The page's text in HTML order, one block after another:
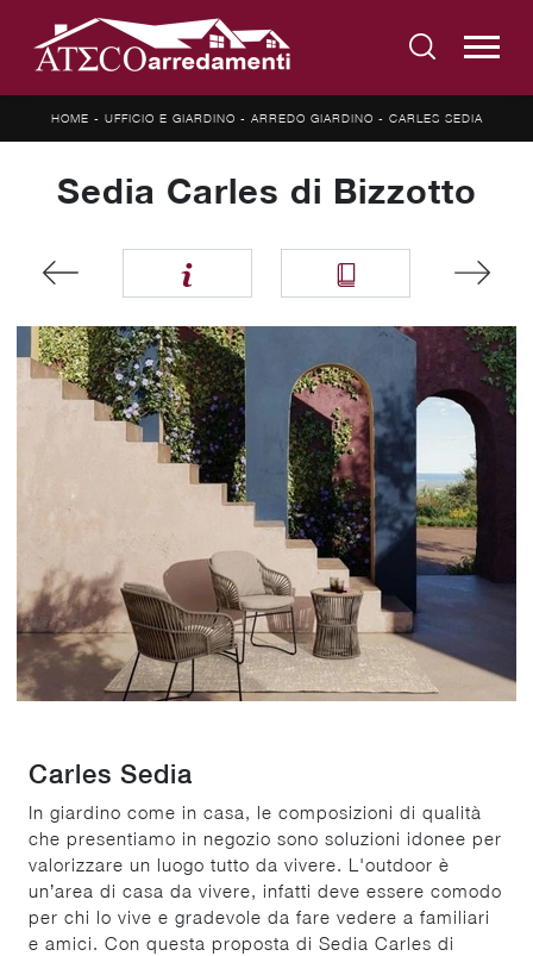
HOME - UFFICIO E GIARDINO - ARREDO GIARDINO - CARLES SEDIA
Sedia Carles di Bizzotto
Carles Sedia
In giardino come in casa, le composizioni di qualità
che presentiamo in negozio sono soluzioni idonee per
valorizzare un luogo tutto da vivere. L'outdoor è
un’area di casa da vivere, infatti deve essere comodo
per chi lo vive e gradevole da fare vedere a familiari
e amici. Con questa proposta di Sedia Carles di